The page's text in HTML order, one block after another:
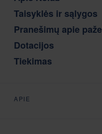
Taisyklės ir sąlygos
Pranešimų apie
Dotacijos
Tiekimas
APIE